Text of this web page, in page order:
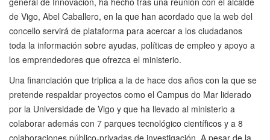
de Vigo, Abel Caballero, en la que han acordado que la web del
concello servirá de plataforma para acercar a los ciudadanos
toda la información sobre ayudas, políticas de empleo y apoyo a
los emprendedores que ofrezca el ministerio.
Una financiación que triplica a la de hace dos años con la que se
pretende respaldar proyectos como el Campus do Mar liderado
por la Universidade de Vigo y que ha llevado al ministerio a
colaborar además con 7 parques tecnológico científicos y a 8